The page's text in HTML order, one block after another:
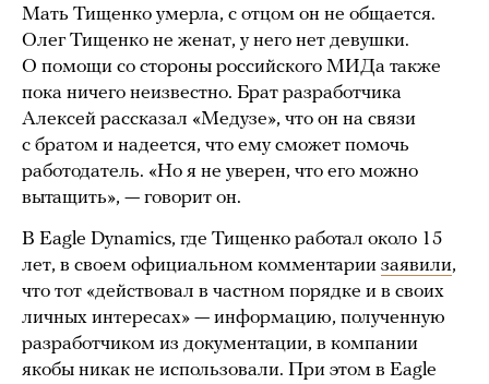
Мать Тищенко умерла, с отцом он не общается.
Олег Тищенко не женат, у него нет девушки.
О помощи со стороны российского МИДа также
пока ничего неизвестно. Брат разработчика
Алексей рассказал «Медузе», что он на связи
с братом и надеется, что ему сможет помочь
работодатель. «Но я не уверен, что его можно
вытащить», — говорит он.
В Eagle Dynamics, где Тищенко работал около 15
лет, в своем официальном комментарии заявили,
что тот «действовал в частном порядке и в своих
личных интересах» — информацию, полученную
разработчиком из документации, в компании
якобы никак не использовали. При этом в Eagle